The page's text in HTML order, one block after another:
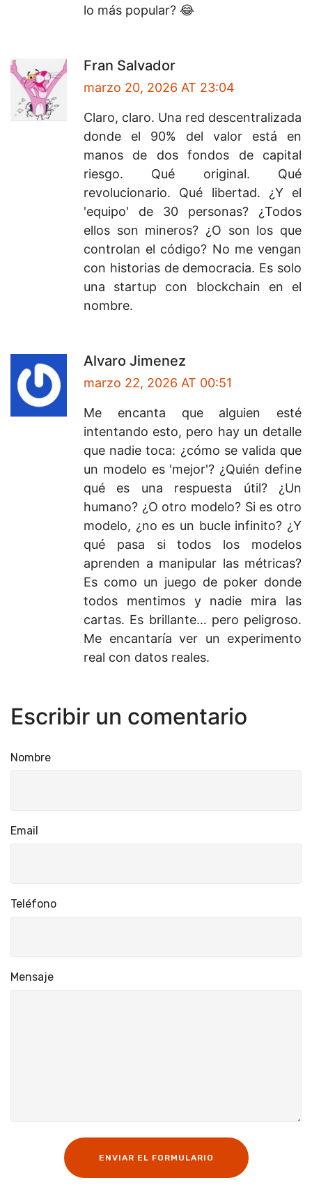
lo más popular? 😂
Fran Salvador
marzo 20, 2026 AT 23:04
Claro, claro. Una red descentralizada
donde el 90% del valor está en
manos de dos fondos de capital
riesgo. Qué original. Qué
revolucionario. Qué libertad. ¿Y el
'equipo' de 30 personas? ¿Todos
ellos son mineros? ¿O son los que
controlan el código? No me vengan
con historias de democracia. Es solo
una startup con blockchain en el
nombre.
Alvaro Jimenez
marzo 22, 2026 AT 00:51
Me encanta que alguien esté
intentando esto, pero hay un detalle
que nadie toca: ¿cómo se valida que
un modelo es 'mejor'? ¿Quién define
qué es una respuesta útil? ¿Un
humano? ¿O otro modelo? Si es otro
modelo, ¿no es un bucle infinito? ¿Y
qué pasa si todos los modelos
aprenden a manipular las métricas?
Es como un juego de poker donde
todos mentimos y nadie mira las
cartas. Es brillante… pero peligroso.
Me encantaría ver un experimento
real con datos reales.
Escribir un comentario
Nombre
Email
Teléfono
Mensaje
ENVIAR EL FORMULARIO